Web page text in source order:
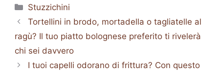
Categorie
Stuzzichini
Tortellini in brodo, mortadella o tagliatelle al
ragù? Il tuo piatto bolognese preferito ti rivelerà
chi sei davvero
I tuoi capelli odorano di frittura? Con questo